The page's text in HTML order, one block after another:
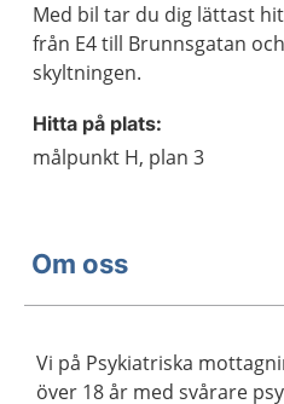
Med bil tar du dig lättast
från E4 till Brunnsgatan
skyltningen.
Hitta på plats:
målpunkt H, plan 3
Om oss
Vi på Psykiatriska
över 18 år med svårare